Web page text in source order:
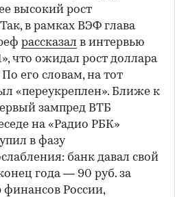
высокий рост
в рамках ВЭФ глава
рассказал в интервью
что ожидал рост доллара
его словам, на тот
«переукреплен». Ближе к
зампред ВТБ
на «Радио РБК»
в фазу
банк давал свой
года — 90 руб. за
России,